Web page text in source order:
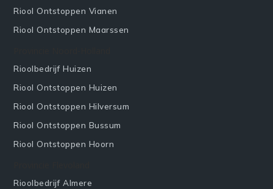
Riool Ontstoppen Vianen
Riool Ontstoppen Maarssen
Rioolbedrijf Huizen
Riool Ontstoppen Huizen
Riool Ontstoppen Hilversum
Riool Ontstoppen Bussum
Riool Ontstoppen Hoorn
Rioolbedrijf Almere